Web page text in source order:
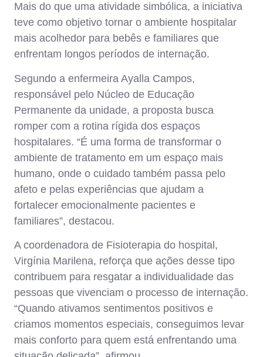
Mais do que uma atividade simbólica, a iniciativa
teve como objetivo tornar o ambiente hospitalar
mais acolhedor para bebês e familiares que
enfrentam longos períodos de internação.
Segundo a enfermeira Ayalla Campos,
responsável pelo Núcleo de Educação
Permanente da unidade, a proposta busca
romper com a rotina rígida dos espaços
hospitalares. “É uma forma de transformar o
ambiente de tratamento em um espaço mais
humano, onde o cuidado também passa pelo
afeto e pelas experiências que ajudam a
fortalecer emocionalmente pacientes e
familiares”, destacou.
A coordenadora de Fisioterapia do hospital,
Virgínia Marilena, reforça que ações desse tipo
contribuem para resgatar a individualidade das
pessoas que vivenciam o processo de internação.
“Quando ativamos sentimentos positivos e
criamos momentos especiais, conseguimos levar
mais conforto para quem está enfrentando uma